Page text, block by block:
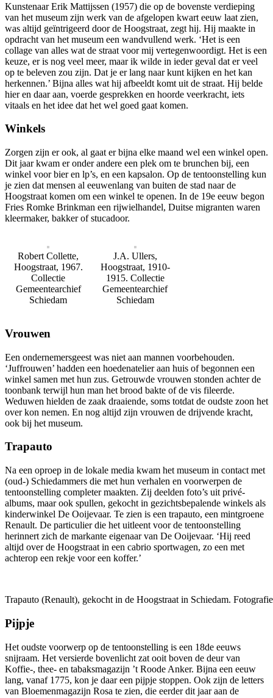
Kunstenaar Erik Mattijssen (1957) die op de bovenste verdieping
van het museum zijn werk van de afgelopen kwart eeuw laat zien,
was altijd geïntrigeerd door de Hoogstraat, zegt hij. Hij maakte in
opdracht van het museum een wandvullend werk. ‘Het is een
collage van alles wat de straat voor mij vertegenwoordigt. Het is een
keuze, er is nog veel meer, maar ik wilde in ieder geval dat er veel
op te beleven zou zijn. Dat je er lang naar kunt kijken en het kan
herkennen.’ Bijna alles wat hij afbeeldt komt uit de straat. Hij belde
hier en daar aan, voerde gesprekken en hoorde veerkracht, iets
vitaals en het idee dat het wel goed gaat komen.
Winkels
Zorgen zijn er ook, al gaat er bijna elke maand wel een winkel open.
Dit jaar kwam er onder andere een plek om te brunchen bij, een
winkel voor bier en lp’s, en een kapsalon. Op de tentoonstelling kun
je zien dat mensen al eeuwenlang van buiten de stad naar de
Hoogstraat komen om een winkel te openen. In de 19e eeuw begon
Fries Romke Brinkman een rijwielhandel, Duitse migranten waren
kleermaker, bakker of stucadoor.
Robert Collette,
Hoogstraat, 1967.
Collectie
Gemeentearchief
Schiedam
J.A. Ullers,
Hoogstraat, 1910-
1915. Collectie
Gemeentearchief
Schiedam
Vrouwen
Een ondernemersgeest was niet aan mannen voorbehouden.
‘Juffrouwen’ hadden een hoedenatelier aan huis of begonnen een
winkel samen met hun zus. Getrouwde vrouwen stonden achter de
toonbank terwijl hun man het brood bakte of de vis fileerde.
Weduwen hielden de zaak draaiende, soms totdat de oudste zoon het
over kon nemen. En nog altijd zijn vrouwen de drijvende kracht,
ook bij het museum.
Trapauto
Na een oproep in de lokale media kwam het museum in contact met
(oud-) Schiedammers die met hun verhalen en voorwerpen de
tentoonstelling completer maakten. Zij deelden foto’s uit privé-
albums, maar ook spullen, gekocht in gezichtsbepalende winkels als
kinderwinkel De Ooijevaar. Te zien is een trapauto, een mintgroene
Renault. De particulier die het uitleent voor de tentoonstelling
herinnert zich de markante eigenaar van De Ooijevaar. ‘Hij reed
altijd over de Hoogstraat in een cabrio sportwagen, zo een met
achterop een rekje voor een koffer.’
Trapauto (Renault), gekocht in de Hoogstraat in Schiedam.
Pijpje
Het oudste voorwerp op de tentoonstelling is een 18de eeuws
snijraam. Het versierde bovenlicht zat ooit boven de deur van
Koffie-, thee- en tabaksmagazijn ’t Roode Anker. Bijna een eeuw
lang, vanaf 1775, kon je daar een pijpje stoppen. Ook zijn de letters
van Bloemenmagazijn Rosa te zien, die eerder dit jaar aan de